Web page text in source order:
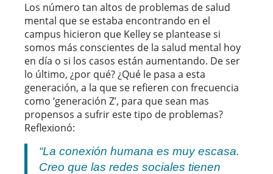
Los número tan altos de problemas de salud
mental que se estaba encontrando en el
campus hicieron que Kelley se plantease si
somos más conscientes de la salud mental hoy
en día o si los casos están aumentando. De ser
lo último, ¿por qué? ¿Qué le pasa a esta
generación, a la que se refieren con frecuencia
como ‘generación Z’, para que sean mas
propensos a sufrir este tipo de problemas?
Reflexionó:
“La conexión humana es muy escasa.
Creo que las redes sociales tienen